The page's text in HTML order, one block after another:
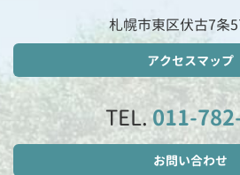
札幌市東区伏古7条
アクセスマップ
TEL.011-
お問い合わせ